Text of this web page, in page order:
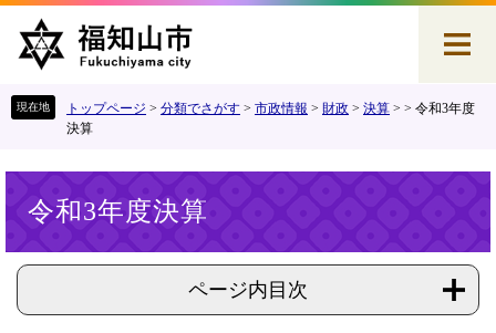
す
し
トップページ > 分類でさがす > 市政情報 > 財政 > 決算 > > 令和3年度
決算
令和3年度決算
ページ内目次